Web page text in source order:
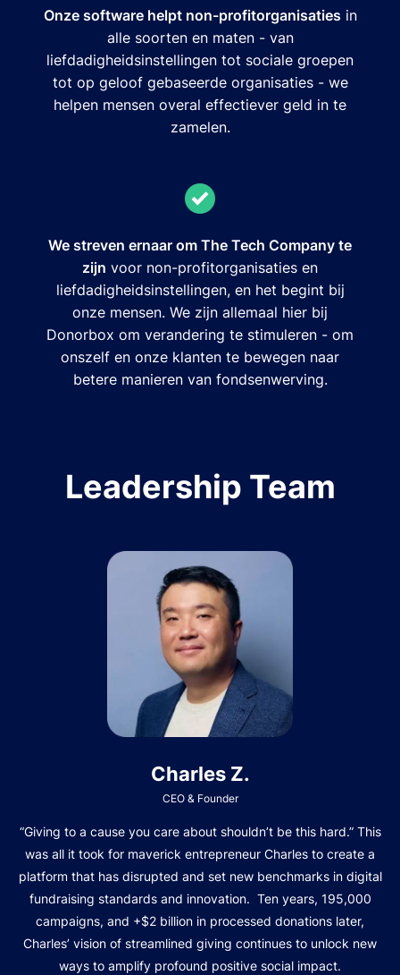
Onze software helpt non-profitorganisatiesin
alle soorten en maten - van
liefdadigheidsinstellingen tot sociale groepen
tot op geloof gebaseerde organisaties - we
helpen mensen overal effectiever geld in te
zamelen.
We streven ernaar om The Tech Company te
zijn voor non-profitorganisaties en
liefdadigheidsinstellingen, en het begint bij
onze mensen. We zijn allemaal hier bij
Donorbox om verandering te stimuleren - om
onszelf en onze klanten te bewegen naar
betere manieren van fondsenwerving.
Leadership Team
Charles Z.
CEO & Founder
“Giving to a cause you care about shouldn’t be this hard.” This
was all it took for maverick entrepreneur Charles to create a
platform that has disrupted and set new benchmarks in digital
fundraising standards and innovation. Ten years, 195,000
campaigns, and +$2 billion in processed donations later,
Charles’ vision of streamlined giving continues to unlock new
ways to amplify profound positive social impact.